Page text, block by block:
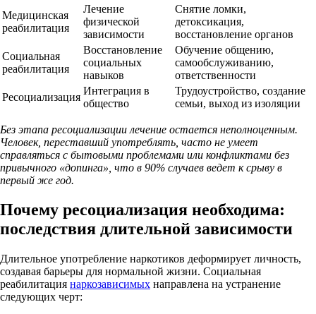
Медицинская
реабилитация
Лечение
физической
зависимости
Снятие ломки,
детоксикация,
восстановление органов
Социальная
реабилитация
Восстановление
социальных
навыков
Обучение общению,
самообслуживанию,
ответственности
Ресоциализация
Интеграция в
общество
Трудоустройство, создание
семьи, выход из изоляции
Без этапа ресоциализации лечение остается неполноценным.
Человек, переставший употреблять, часто не умеет
справляться с бытовыми проблемами или конфликтами без
привычного «допинга», что в 90% случаев ведет к срыву в
первый же год.
Почему ресоциализация необходима:
последствия длительной зависимости
Длительное употребление наркотиков деформирует личность,
создавая барьеры для нормальной жизни. Социальная
реабилитация наркозависимых направлена на устранение
следующих черт: